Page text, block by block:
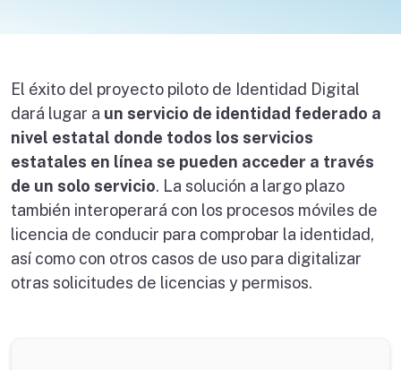
El éxito del proyecto piloto de Identidad Digital
dará lugar a un servicio de identidad federado a
nivel estatal donde todos los servicios
estatales en línea se pueden acceder a través
de un solo servicio. La solución a largo plazo
también interoperará con los procesos móviles de
licencia de conducir para comprobar la identidad,
así como con otros casos de uso para digitalizar
otras solicitudes de licencias y permisos.